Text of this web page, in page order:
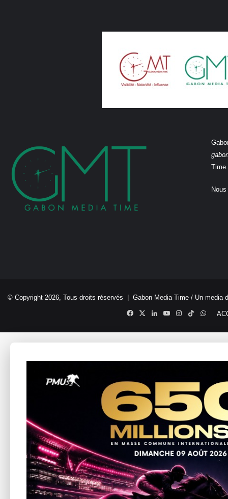
Time.
© Copyright 2026, Tous droits réservés | Gabon Media Time / Un media
Facebook
X LinkedinYouTubeInstagram
TikTok